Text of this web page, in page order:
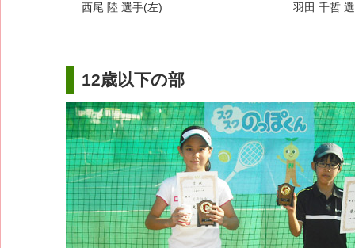
西尾 陸 選手(左) 羽田 千哲
12歳以下の部